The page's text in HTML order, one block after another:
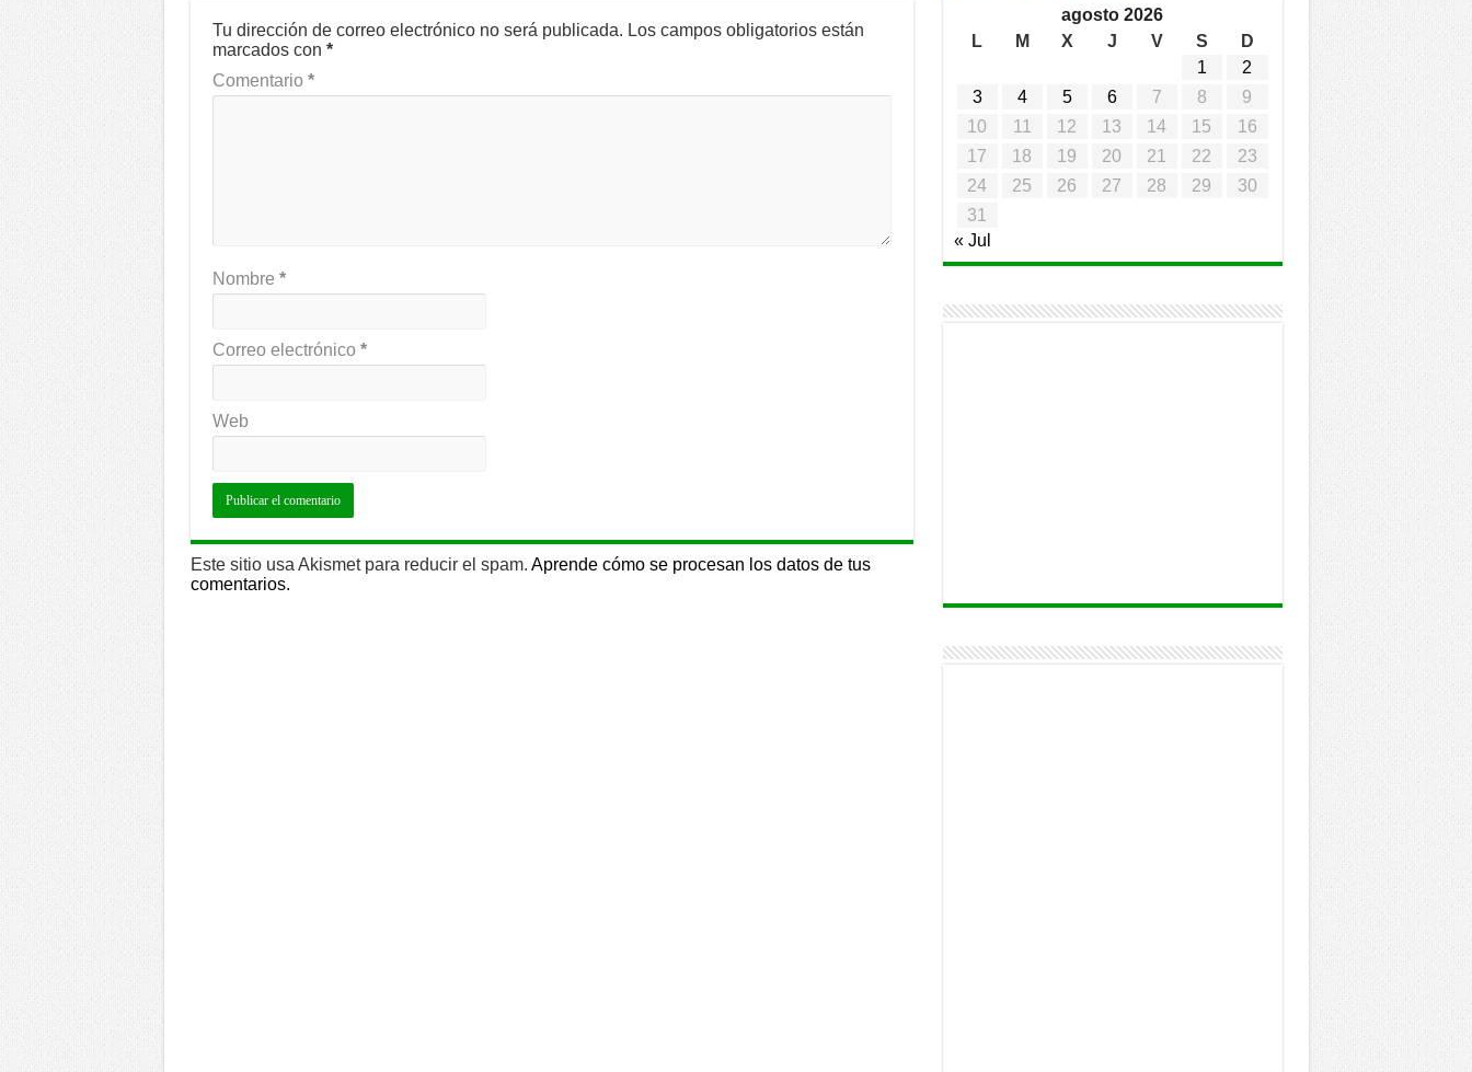
Tu dirección de correo electrónico no será publicada. Los campos obligatorios están
marcados con *
Comentario *
Nombre *
Correo electrónico *
Web
Este sitio usa Akismet para reducir el spam. Aprende cómo se procesan los datos de tus
comentarios.
agosto 2026
L
M X J V S
D
1
2
3
4 5 6 7 8
9
10
11 12 13 14 15
16
17
18 19 20 21 22
23
24
25 26 27 28 29
30
31
« Jul